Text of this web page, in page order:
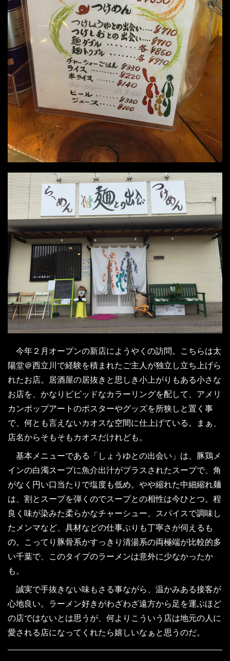
今年２月オープンの新店にようやくの訪問。こちらは太
陽堂＠西立川で経験を積まれたご主人が独立し立ち上げら
れたお店。居酒屋の居抜きと思しき小上がりもある小さな
お店を、かなりビビッドなカラーリングを配して、アメリ
カンポップアートのポスターやグッズを所狭しと置く事
で、何とも言えないカオスな空間に仕上げている。まぁ、
店名からそもそもカオスだけれども。
基本メニューである「しょうゆとの出会い」は、豚鶏メ
インの白濁スープに魚介出汁がプラスされたスープで、角
がなく円い口当たりで塩度も低め。やや縮れた中細縮れ麺
は、割とスープを弾くのでスープとの相性は今ひとつ。程
良く味が染みた柔らかなチャーシュー、スパイスで調味し
たメンマなど、具材などの仕事ぶりも丁寧さが伺えるも
の。こってり豚骨系かすっきり清湯系の両極端が比較的多
い千葉で、このタイプのラーメンは意外に少なかったか
も。
誠実で手抜きない味もさる事ながら、温かみある接客が
心地良い。ラーメン好きがわざわざ遠方から足を運ぶほど
の店ではないとは思うが、何よりこういう店は地元の人に
愛される店になってくれたら嬉しいなぁと思うのだ。